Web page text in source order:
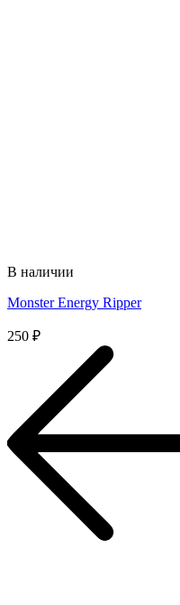
В наличии
Monster Energy Ripper
250 ₽